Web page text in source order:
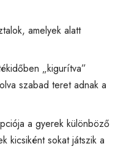
amelyek alatt
„kigurítva”
szabad teret adnak a
a gyerek különböző
kicsiként sokat játszik a